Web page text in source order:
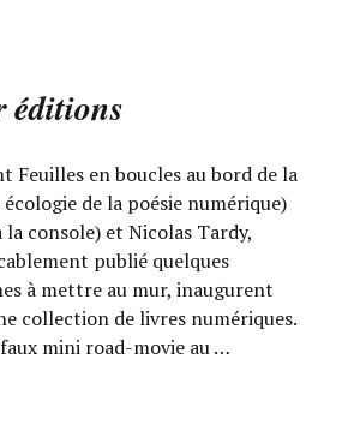
éditions
Feuilles en boucles au bord de la
de la poésie numérique)
la console) et Nicolas Tardy,
publié quelques
à mettre au mur, inaugurent
collection de livres numériques.
mini road-movie au …